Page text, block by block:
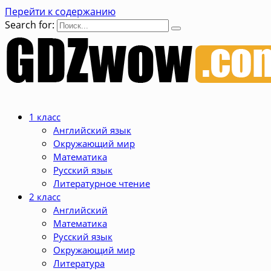
Перейти к содержанию
Search for:
1 класс
Английский язык
Окружающий мир
Математика
Русский язык
Литературное чтение
2 класс
Английский
Математика
Русский язык
Окружающий мир
Литература